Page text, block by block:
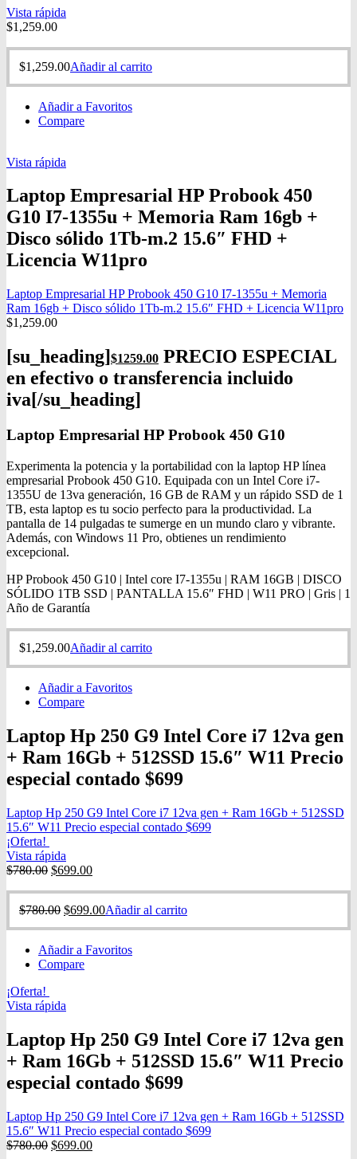
Vista rápida
$1,259.00
$1,259.00Añadir al carrito
Añadir a Favoritos
Compare
Vista rápida
Laptop Empresarial HP Probook 450
G10 I7-1355u + Memoria Ram 16gb +
Disco sólido 1Tb-m.2 15.6″ FHD +
Licencia W11pro
Laptop Empresarial HP Probook 450 G10 I7-1355u + Memoria
Ram 16gb + Disco sólido 1Tb-m.2 15.6″ FHD + Licencia W11pro
$1,259.00
[su_heading] $1259.00 PRECIO ESPECIAL
en efectivo o transferencia incluido
iva[/su_heading]
Laptop Empresarial HP Probook 450 G10
Experimenta la potencia y la portabilidad con la laptop HP línea
empresarial Probook 450 G10. Equipada con un Intel Core i7-
1355U de 13va generación, 16 GB de RAM y un rápido SSD de 1
TB, esta laptop es tu socio perfecto para la productividad. La
pantalla de 14 pulgadas te sumerge en un mundo claro y vibrante.
Además, con Windows 11 Pro, obtienes un rendimiento
excepcional.
HP Probook 450 G10 | Intel core I7-1355u | RAM 16GB | DISCO
SÓLIDO 1TB SSD | PANTALLA 15.6″ FHD | W11 PRO | Gris | 1
Año de Garantía
$1,259.00Añadir al carrito
Añadir a Favoritos
Compare
Laptop Hp 250 G9 Intel Core i7 12va gen
+ Ram 16Gb + 512SSD 15.6″ W11 Precio
especial contado $699
Laptop Hp 250 G9 Intel Core i7 12va gen + Ram 16Gb + 512SSD
15.6″ W11 Precio especial contado $699
¡Oferta!
Vista rápida
$780.00 $699.00
$780.00 $699.00Añadir al carrito
Añadir a Favoritos
Compare
¡Oferta!
Vista rápida
Laptop Hp 250 G9 Intel Core i7 12va gen
+ Ram 16Gb + 512SSD 15.6″ W11 Precio
especial contado $699
Laptop Hp 250 G9 Intel Core i7 12va gen + Ram 16Gb + 512SSD
15.6″ W11 Precio especial contado $699
$780.00 $699.00